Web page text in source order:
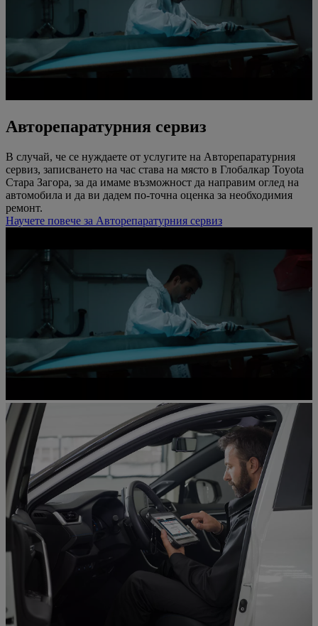
Авторепаратурния сервиз
В случай, че се нуждаете от услугите на Авторепаратурния
сервиз, записването на час става на място в Глобалкар Toyota
Стара Загора, за да имаме възможност да направим оглед на
автомобила и да ви дадем по-точна оценка за необходимия
ремонт.
Научете повече за Авторепаратурния сервиз